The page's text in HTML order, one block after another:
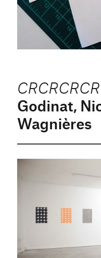
Godinat,
Wagnières